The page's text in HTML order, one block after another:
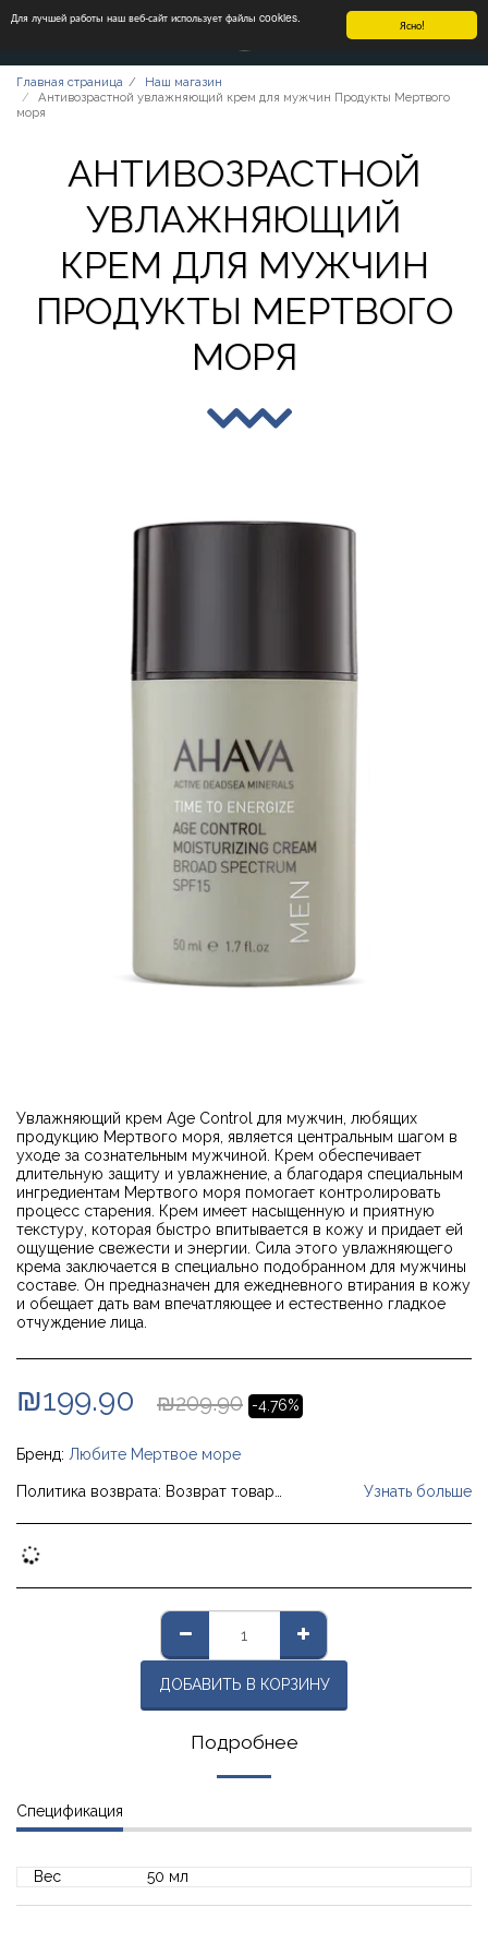
Ясно!
Для лучшей работы наш веб-сайт использует файлы cookies.
Главная страница
Наш магазин
Антивозрастной увлажняющий крем для мужчин Продукты Мертвого
моря
АНТИВОЗРАСТНОЙ
УВЛАЖНЯЮЩИЙ
КРЕМ ДЛЯ МУЖЧИН
ПРОДУКТЫ МЕРТВОГО
МОРЯ
Увлажняющий крем Age Control для мужчин, любящих
продукцию Мертвого моря, является центральным шагом в
уходе за сознательным мужчиной. Крем обеспечивает
длительную защиту и увлажнение, а благодаря специальным
ингредиентам Мертвого моря помогает контролировать
процесс старения. Крем имеет насыщенную и приятную
текстуру, которая быстро впитывается в кожу и придает ей
ощущение свежести и энергии. Сила этого увлажняющего
крема заключается в специально подобранном для мужчины
составе. Он предназначен для ежедневного втирания в кожу
и обещает дать вам впечатляющее и естественно гладкое
отчуждение лица.
₪199.90 ₪209.90 -4.76%
Бренд: Любите Мертвое море
Политика возврата: Возврат товара будет осуществляться путем согласования вывоза товара из дома покупателя за счет компании (при условии, что товар был доставлен покупателю курьерской доставкой); В случае отправки заказным письмом, оно будет возвращено за счет клиента заказным письмом (c). Вместе с кредитом клиенту будет предоставлена копия уведомления об отмене платежа, как указано выше (и с клиента не будет взиматься плата за отмену). Узнать больше
ДОБАВИТЬ В КОРЗИНУ
Подробнее
Спецификация
Вес 50 мл